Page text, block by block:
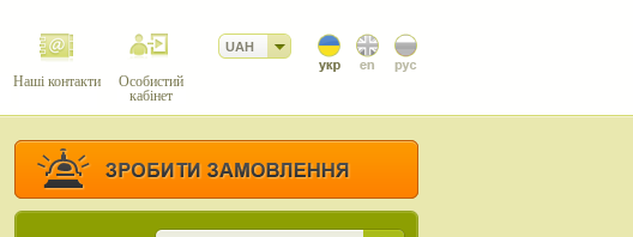
Наші контакти
Особистий
кабінет
UAH